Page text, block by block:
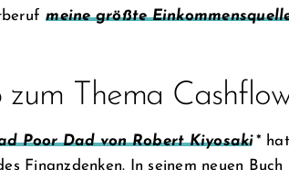
meine größte
zum Thema
Poor Dad von Robert Kiyosaki*
Finanzdenken. In seinem neuen Buch